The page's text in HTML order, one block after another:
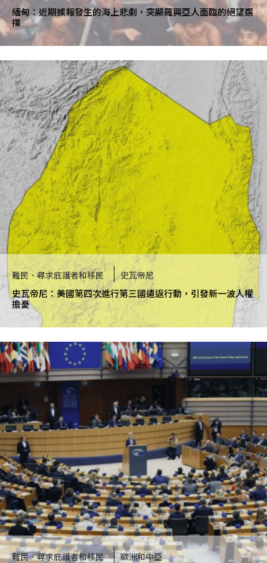
緬甸：近期據報發生的海上悲劇，突顯羅興亞人面臨的絕望選
擇
難民、尋求庇護者和移民 史瓦帝尼
史瓦帝尼：美國第四次進行第三國遣返行動，引發新一波人權
擔憂
難民、尋求庇護者和移民 歐洲和中亞